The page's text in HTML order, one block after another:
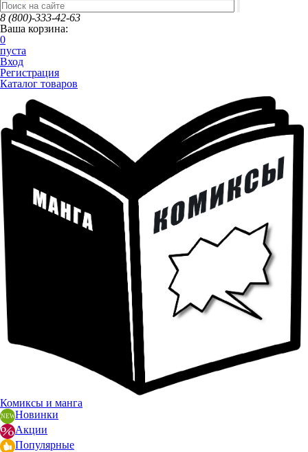
8 (800)-333-42-63
Ваша корзина:
0
пуста
Вход
Регистрация
Каталог товаров
Комиксы и манга
Новинки
Акции
Популярные